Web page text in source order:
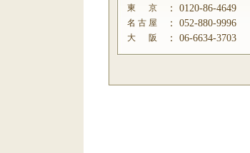
東 京 ： 0120-86-4649
名 古 屋 ： 052-880-9996
大 阪 ： 06-6634-3703